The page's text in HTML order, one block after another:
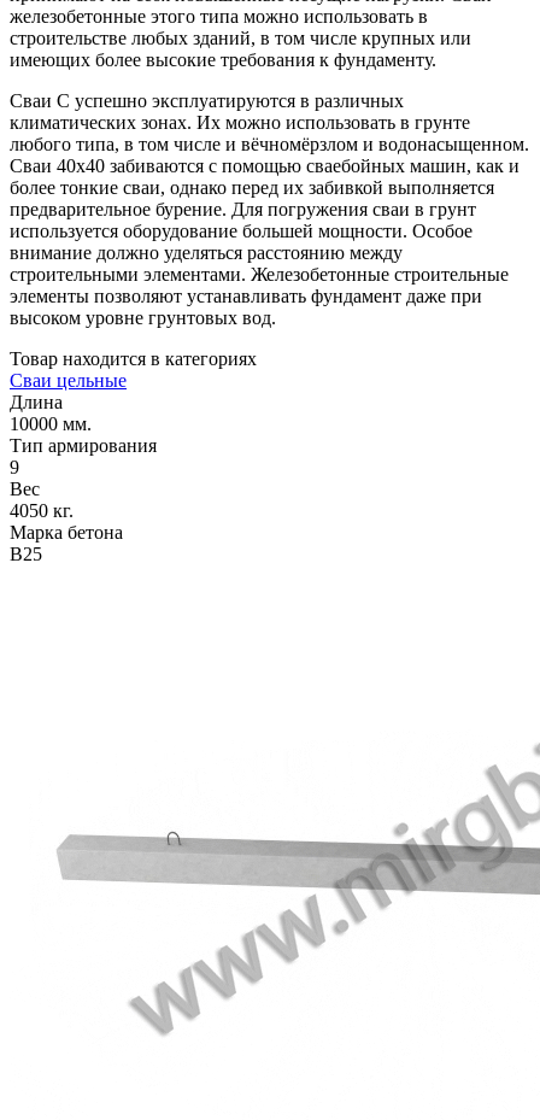
железобетонные этого типа можно использовать в
строительстве любых зданий, в том числе крупных или
имеющих более высокие требования к фундаменту.
Сваи С успешно эксплуатируются в различных
климатических зонах. Их можно использовать в грунте
любого типа, в том числе и вёчномёрзлом и водонасыщенном.
Сваи 40х40 забиваются с помощью сваебойных машин, как и
более тонкие сваи, однако перед их забивкой выполняется
предварительное бурение. Для погружения сваи в грунт
используется оборудование большей мощности. Особое
внимание должно уделяться расстоянию между
строительными элементами. Железобетонные строительные
элементы позволяют устанавливать фундамент даже при
высоком уровне грунтовых вод.
Товар находится в категориях
Сваи цельные
Длина
10000 мм.
Тип армирования
9
Вес
4050 кг.
Марка бетона
В25